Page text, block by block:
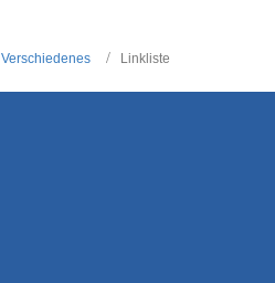
Verschiedenes Linkliste